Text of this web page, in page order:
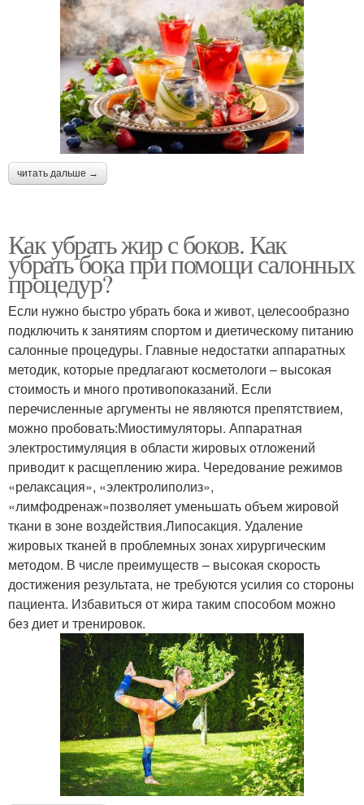
читать дальше →
Как убрать жир с боков. Как
убрать бока при помощи салонных
процедур?
Если нужно быстро убрать бока и живот, целесообразно
подключить к занятиям спортом и диетическому питанию
салонные процедуры. Главные недостатки аппаратных
методик, которые предлагают косметологи – высокая
стоимость и много противопоказаний. Если
перечисленные аргументы не являются препятствием,
можно пробовать:Миостимуляторы. Аппаратная
электростимуляция в области жировых отложений
приводит к расщеплению жира. Чередование режимов
«релаксация», «электролиполиз»,
«лимфодренаж»позволяет уменьшать объем жировой
ткани в зоне воздействия.Липосакция. Удаление
жировых тканей в проблемных зонах хирургическим
методом. В числе преимуществ – высокая скорость
достижения результата, не требуются усилия со стороны
пациента. Избавиться от жира таким способом можно
без диет и тренировок.